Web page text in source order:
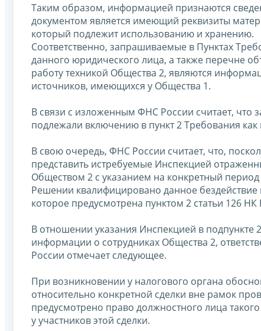
Таким образом, информацией признаются
документом является имеющий реквизиты
который подлежит использованию и хранению.
Соответственно, запрашиваемые в Пунктах
данного юридического лица, а также перечне
работу техникой Общества 2, являются
источников, имеющихся у Общества 1.
В связи с изложенным ФНС России считает, что
подлежали включению в пункт 2 Требования
В свою очередь, ФНС России считает, что,
представить истребуемые Инспекцией
Обществом 2 с указанием на конкретный
Решении квалифицировано данное бездействие
которое предусмотрена пунктом 2 статьи 126 НК
В отношении указания Инспекцией в подпункте
информации о сотрудниках Общества 2,
России отмечает следующее.
При возникновении у налогового органа
относительно конкретной сделки вне рамок
предусмотрено право должностного лица
у участников этой сделки.